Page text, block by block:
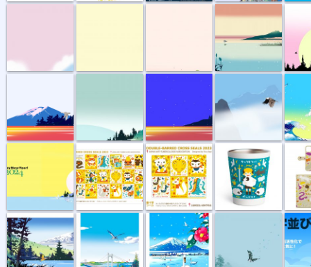
夕日の富士 孤高の鷲 浪裏
日の出と白鳥... “複十字シー... “複十字シー... 手帳
海に架かる橋 白い世界に赤... 霧の森へ